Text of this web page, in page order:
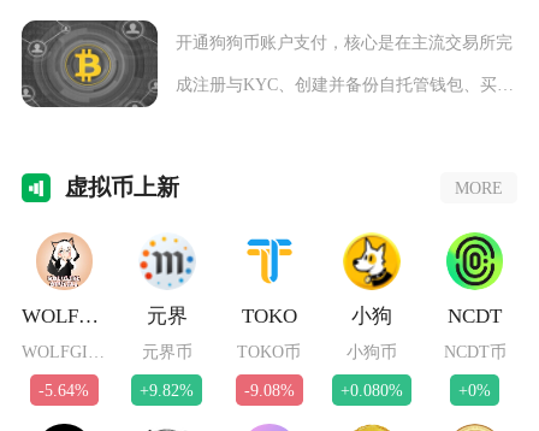
开通狗狗币账户支付，核心是在主流交易所完
成注册与KYC、创建并备份自托管钱包、买入
虚拟币上新 MORE
WOLFGIRL
-5.64%
元界
元界币
+9.82%
TOKO
TOKO币
-9.08%
小狗
小狗币
+0.080%
NCDT
NCDT币
+0%